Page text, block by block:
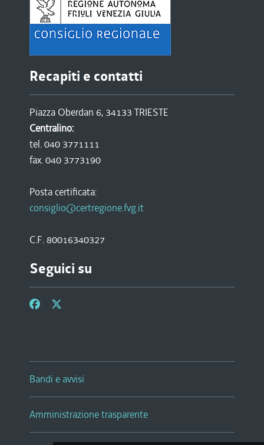
Recapiti e contatti
Piazza Oberdan 6, 34133 TRIESTE
Centralino:
tel. 040 3771111
fax. 040 3773190
Posta certificata:
consiglio@certregione.fvg.it
C.F. 80016340327
Seguici su
Bandi e avvisi
Amministrazione trasparente